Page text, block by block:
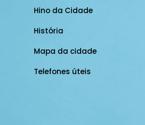
Hino da Cidade
História
Mapa da cidade
Telefones úteis